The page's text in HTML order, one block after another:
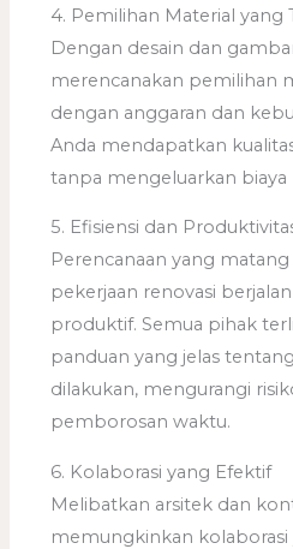
4. Pemilihan Material yang
Dengan desain dan
merencanakan pemilihan
dengan anggaran dan
Anda mendapatkan
tanpa mengeluarkan biaya
5. Efisiensi dan
Perencanaan yang
pekerjaan renovasi
produktif. Semua pihak
panduan yang jelas
dilakukan, mengurangi
pemborosan waktu.
6. Kolaborasi yang Efektif
Melibatkan arsitek dan
memungkinkan